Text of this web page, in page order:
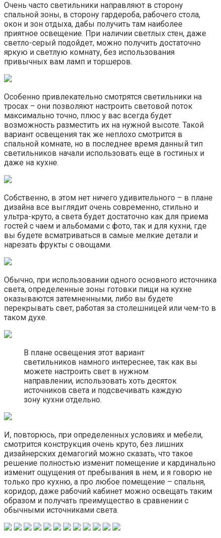
Очень часто светильники направляют в сторону
спальной зоны, в сторону гардероба, рабочего стола,
окон и зон отдыха, дабы получить там наиболее
приятное освещение. При наличии светлых стен, даже
светло-серый подойдет, можно получить достаточно
яркую и светлую комнату, без использования
привычных вам ламп и торшеров.
Особенно привлекательно смотрятся светильники на
тросах – они позволяют настроить световой поток
максимально точно, плюс у вас всегда будет
возможность разместить их на нужной высоте. Такой
вариант освещения так же неплохо смотрится в
спальной комнате, но в последнее время данный тип
светильников начали использовать еще в гостиных и
даже на кухне.
Собственно, в этом нет ничего удивительного – в плане
дизайна все выглядит очень современно, стильно и
ультра-круто, а света будет достаточно как для приема
гостей с чаем и альбомами с фото, так и для кухни, где
вы будете всматриваться в самые мелкие детали и
нарезать фрукты с овощами.
Обычно, при использовании одного основного источника
света, определенные зоны готовки пищи на кухне
оказываются затемненными, либо вы будете
перекрывать свет, работая за столешницей или чем-то в
таком духе.
В плане освещения этот вариант
светильников намного интереснее, так как вы
можете настроить свет в нужном
направлении, использовать хоть десяток
источников света и подсвечивать каждую
зону кухни отдельно.
И, повторюсь, при определенных условиях и мебели,
смотрится конструкция очень круто, без лишних
дизайнерских демагогий можно сказать, что такое
решение полностью изменит помещение и кардинально
изменит ощущения от пребывания в нем, и я говорю не
только про кухню, а про любое помещение – спальня,
коридор, даже рабочий кабинет можно освещать таким
образом и получать преимущество в сравнении с
обычными источниками света.